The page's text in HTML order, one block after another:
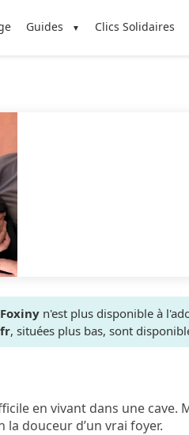
Guides Clics Solidaires
Foxinyn'est plus disponible à
, situées plus bas, sont
en vivant dans une cave.
douceur d’un vrai foyer.